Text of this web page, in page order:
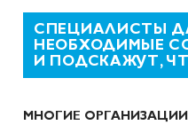
СПЕЦИАЛИСТЫ
НЕОБХОДИМЫЕ
И ПОДСКАЖУТ,
МНОГИЕ